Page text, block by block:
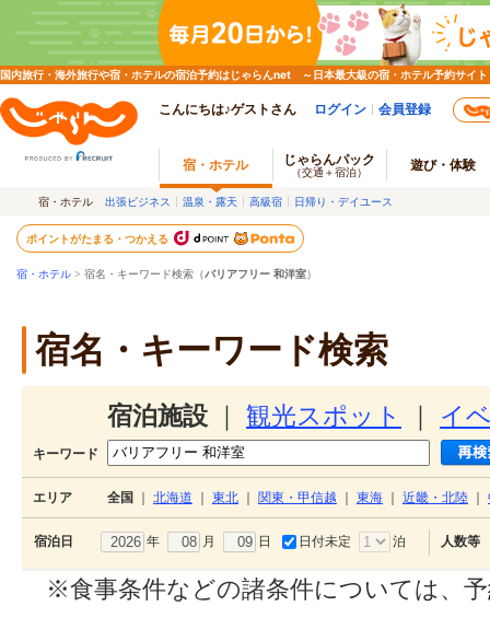
国内旅行・海外旅行や宿・ホテルの宿泊予約はじゃらんnet ～日本最大級の宿・ホテル予約サイト
こんにちは♪ゲストさん ログイン 会員登録
宿・ホテル じゃらんパック
（交通＋宿泊） 遊び・体験
宿・ホテル 出張ビジネス 温泉・露天 高級宿 日帰り・デイユース
ポイントがたまる・つかえる
宿・ホテル > 宿名・キーワード検索（バリアフリー 和洋室）
宿名・キーワード検索
宿泊施設 観光スポット イ
キーワード
エリア 全国 北海道 東北 関東・甲信越 東海 近畿・北陸
宿泊日 年 月 日 日付未定 泊 人数等
※食事条件などの諸条件については、